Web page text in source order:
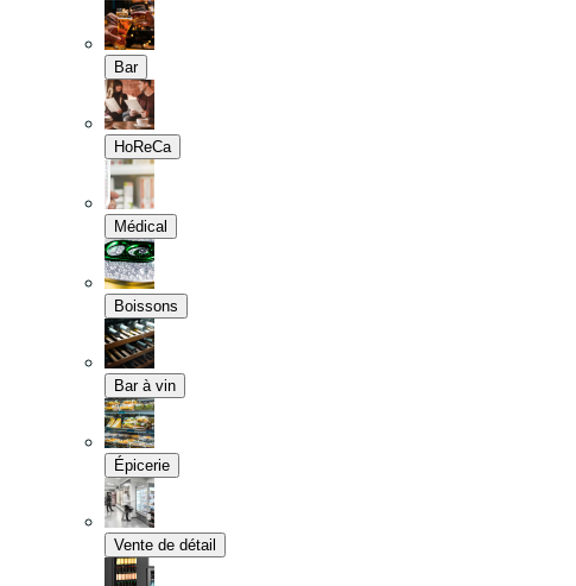
Bar
HoReCa
Médical
Boissons
Bar à vin
Épicerie
Vente de détail